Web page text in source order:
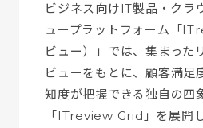
ビジネス向けIT製品・クラ
ュープラットフォーム「
ビュー）」では、集まった
ビューをもとに、顧客満足
知度が把握できる独自の四
「ITreview Grid」を展開